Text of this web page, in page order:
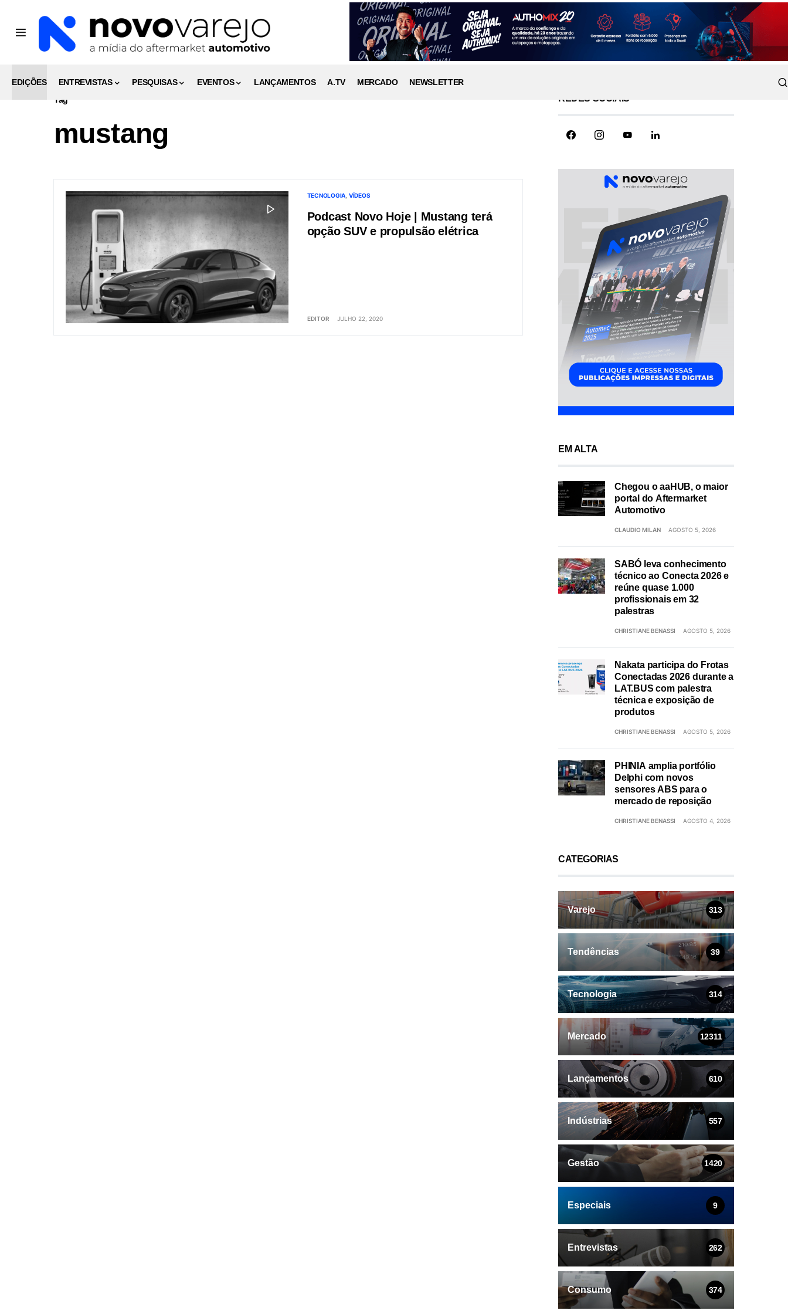
EDIÇÕES ENTREVISTAS PESQUISAS EVENTOS LANÇAMENTOS A.TV MERCADO
NEWSLETTER
Tag
mustang
TECNOLOGIA VÍDEOS
Podcast Novo Hoje | Mustang terá
opção SUV e propulsão elétrica
EDITOR JULHO 22, 2020
REDES SOCIAIS
EM ALTA
Chegou o aaHUB, o maior
portal do Aftermarket
Automotivo
CLAUDIO MILAN AGOSTO 5, 2026
SABÓ leva conhecimento
técnico ao Conecta 2026 e
reúne quase 1.000
profissionais em 32
palestras
CHRISTIANE BENASSI AGOSTO 5, 2026
Nakata participa do Frotas
Conectadas 2026 durante a
LAT.BUS com palestra
técnica e exposição de
produtos
CHRISTIANE BENASSI AGOSTO 5, 2026
PHINIA amplia portfólio
Delphi com novos
sensores ABS para o
mercado de reposição
CHRISTIANE BENASSI AGOSTO 4, 2026
CATEGORIAS
Varejo 313
Tendências 39
Tecnologia 314
Mercado 12311
Lançamentos 610
Indústrias 557
Gestão 1420
Especiais 9
Entrevistas 262
Consumo 374